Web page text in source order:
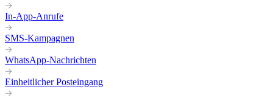
In-App-Anrufe
SMS-Kampagnen
WhatsApp-Nachrichten
Einheitlicher Posteingang